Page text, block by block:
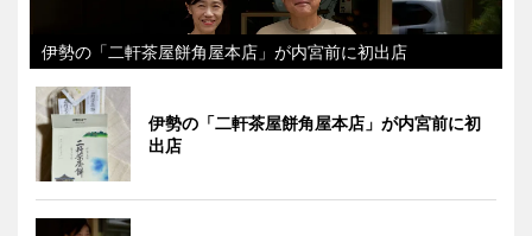
伊勢の「二軒茶屋餅角屋本店」が内宮前に初出店
伊勢の「二軒茶屋餅角屋本店」が内宮前に初
出店